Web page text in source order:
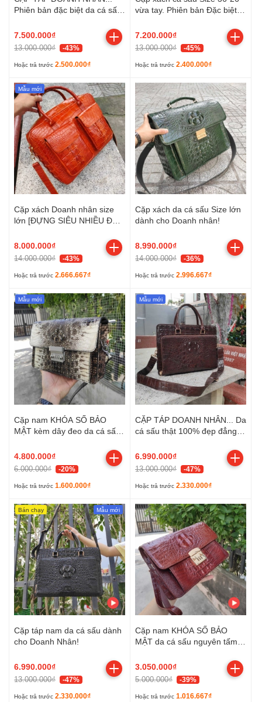
Phiên bản đặc biệt da cá sấu
7.500.000₫
13.000.000₫ -43%
Hoặc trả trước 2.500.000₫
vừa tay. Phiên bản Đặc biệt
7.200.000₫
13.000.000₫ -45%
Hoặc trả trước 2.400.000₫
Mẫu mới
Cặp xách Doanh nhân size
lớn [ĐỰNG SIÊU NHIỀU ĐỒ]
đẹp!
8.000.000₫
14.000.000₫ -43%
Hoặc trả trước 2.666.667₫
Cặp xách da cá sấu Size lớn
dành cho Doanh nhân!
8.990.000₫
14.000.000₫ -36%
Hoặc trả trước 2.996.667₫
Mẫu mới
Cặp nam KHÓA SỐ BẢO
MẬT kèm dây đeo da cá sấu
4.800.000₫
6.000.000₫ -20%
Hoặc trả trước 1.600.000₫
Mẫu mới
CẶP TÁP DOANH NHÂN... Da
cá sấu thật 100% đẹp đẳng
6.990.000₫
13.000.000₫ -47%
Hoặc trả trước 2.330.000₫
Bán chạy Mẫu mới
Cặp táp nam da cá sấu dành
cho Doanh Nhân!
6.990.000₫
13.000.000₫ -47%
Hoặc trả trước 2.330.000₫
Cặp nam KHÓA SỐ BẢO
MẬT da cá sấu nguyên tấm
3.050.000₫
5.000.000₫ -39%
Hoặc trả trước 1.016.667₫